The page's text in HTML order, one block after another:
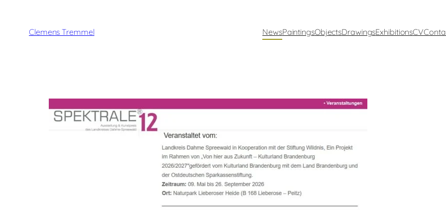
springenClemens Tremmel NewsPaintingsObjectsDrawingsExhibitionsCV